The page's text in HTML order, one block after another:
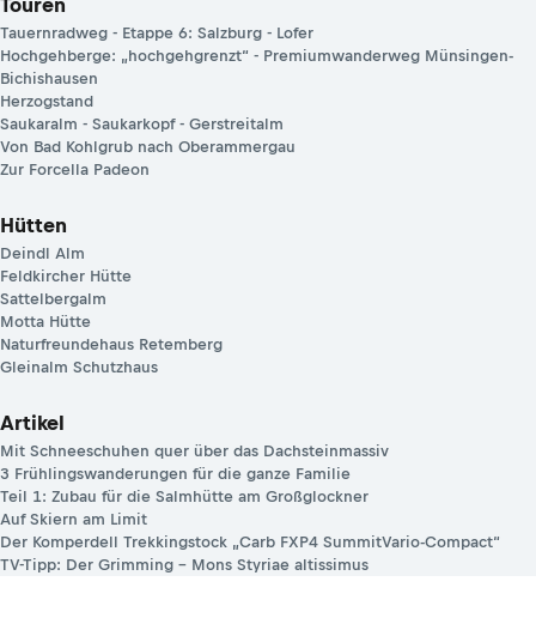
Touren
Tauernradweg - Etappe 6: Salzburg - Lofer
Hochgehberge: „hochgehgrenzt“ - Premiumwanderweg Münsingen-
Bichishausen
Herzogstand
Saukaralm - Saukarkopf - Gerstreitalm
Von Bad Kohlgrub nach Oberammergau
Zur Forcella Padeon
Hütten
Deindl Alm
Feldkircher Hütte
Sattelbergalm
Motta Hütte
Naturfreundehaus Retemberg
Gleinalm Schutzhaus
Artikel
Mit Schneeschuhen quer über das Dachsteinmassiv
3 Frühlingswanderungen für die ganze Familie
Teil 1: Zubau für die Salmhütte am Großglockner
Auf Skiern am Limit
Der Komperdell Trekkingstock „Carb FXP4 SummitVario-Compact“
TV-Tipp: Der Grimming – Mons Styriae altissimus